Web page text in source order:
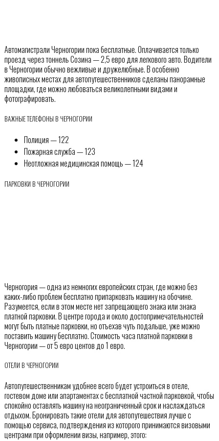
Автомагистрали Черногории пока бесплатные. Оплачивается только
проезд через тоннель Созина — 2,5 евро для легкового авто. Водители
в Черногории обычно вежливые и дружелюбные. В особенно
живописных местах для автопутешественников сделаны панорамные
площадки, где можно любоваться великолепными видами и
фотографировать.
ВАЖНЫЕ ТЕЛЕФОНЫ В ЧЕРНОГОРИИ
Полиция — 122
Пожарная служба — 123
Неотложная медицинская помощь — 124
ПАРКОВКИ В ЧЕРНОГОРИИ
Черногория — одна из немногих европейских стран, где можно без
каких-либо проблем бесплатно припарковать машину на обочине.
Разумеется, если в этом месте нет запрещающего знака или знака
платной парковки. В центре города и около достопримечательностей
могут быть платные парковки, но отъехав чуть подальше, уже можно
поставить машину бесплатно. Стоимость часа платной парковки в
Черногории — от 5 евро центов до 1 евро.
ОТЕЛИ В ЧЕРНОГОРИИ
Автопутешественникам удобнее всего будет устроиться в отеле,
гостевом доме или апартаментах с бесплатной частной парковкой, чтобы
спокойно оставлять машину на неограниченный срок и наслаждаться
отдыхом. Бронировать такие отели для автопутешествия лучше с
помощью сервиса, подтверждения из которого принимаются визовыми
центрами при оформлении визы, например, этого: